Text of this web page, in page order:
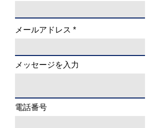
メールアドレス
メッセージを入力
電話番号